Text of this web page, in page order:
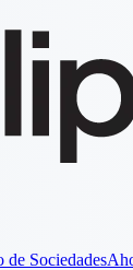
de Sociedades